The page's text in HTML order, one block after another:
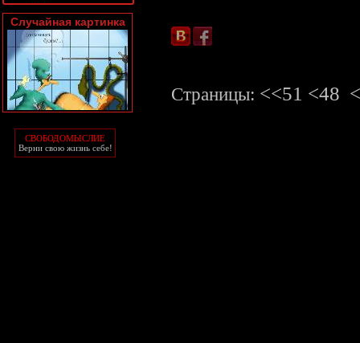
Случайная картинка
СВОБОДОМЫСЛИЕ
Верни свою жизнь себе!
Страницы: <<51 <48